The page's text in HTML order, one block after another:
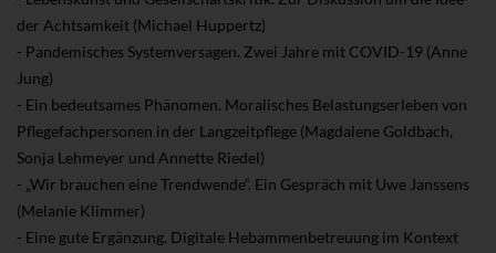
der Achtsamkeit (Michael Huppertz)
- Pandemisches Systemversagen. Zwei Jahre mit COVID-19 (Anne
Jung)
- Ein bedeutsames Phänomen. Moralisches Belastungserleben von
Pflegefachpersonen in der Langzeitpflege (Magdalene Goldbach,
Sonja Lehmeyer und Annette Riedel)
- „Wir brauchen eine Trendwende“. Ein Gespräch mit Uwe Janssens
(Melanie Klimmer)
- Eine gute Ergänzung. Digitale Hebammenbetreuung im Kontext